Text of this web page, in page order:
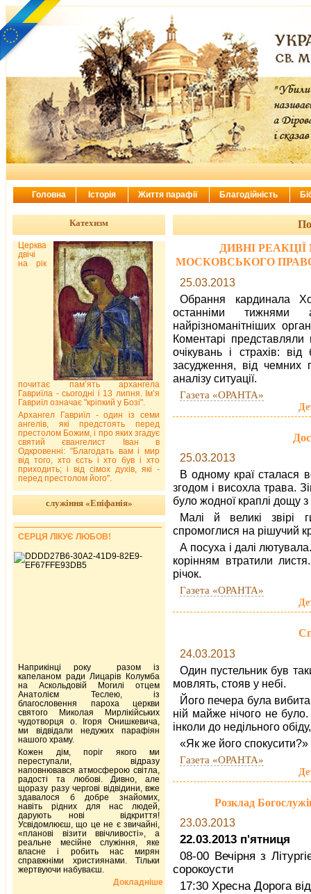
ДИВНІ
МОСКОВСЬКОГО
25.03.2013
Обрання кардинала
останніми тижнями
найрізноманітніших
Коментарі представляли
очікувань і страхів:
засудження, від чемних
аналізу ситуації.
Газета «ОРАНТА»
25.03.2013
В одному краї сталася
згодом і висохла трава.
було жодної краплі дощу з
Малі й великі звірі
спромоглися на рішучий
А посуха і далі
корінням втратили
річок.
Газета «ОРАНТА»
24.03.2013
Один пустельник був
мовлять, стояв у небі.
Його печера була вибита
ній майже нічого не
інколи до недільного
«Як же його
Газета «ОРАНТА»
Розклад
23.03.2013
22.03.2013 п'ятниця
08-00 Вечірня з
сорокоусти
17:30 Хресна Дорога
Катехизм
Церква
двічі
на рік
почитає пам’ять архангела
Гавриїла - сьогодні і 13 липня. Ім’я
Гавриїл означає "кріпкий у Бозі".
Архангел Гавриїл - один із семи
ангелів, які предстоять перед
престолом Божим, і про яких згадує
святий євангелист Іван в
Одкровенні: "Благодать вам і мир
від того, хто єсть і хто був і хто
приходить; і від сімох духів, які -
перед престолом його".
служіння «Епіфанія»
СЕРЦЯ ЛІКУЄ ЛЮБОВ!
Наприкінці року разом із
капеланом ради Лицарів Колумба
на Аскольдовій Могилі отцем
Анатолієм Теслею, із
благословення пароха церкви
святого Миколая Мирлікійських
чудотворця о. Ігоря Онишкевича,
ми відвідали недужих парафіян
нашого храму.
Кожен дім, поріг якого ми
переступали, відразу
наповнювався атмосферою світла,
радості та любові. Дивно, але
щоразу разу чергові відвідини, вже
здавалося б добре знайомих,
навіть рідних для нас людей,
дарують нові відкриття!
Усвідомлюєш, що це не є звичайні,
«планові візити ввічливості», а
реальне месійне служіння, яке
власне і робить нас мирян
справжніми християнами. Тільки
жертвуючи набуваєш.
Докладніше
Головна Історія Життя парафії Благодійність